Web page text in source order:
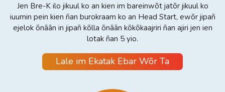
Jen Bre-K ilo jikuul ko an kien im bareinwõt jatõr jikuul ko
iuumin pein kien ñan burokraam ko an Head Start, ewõr jipañ
ejelok õnāān in jipañ kõlla õnāān kõkõkaajriri ñan ajiri jen ien
lotak ñan 5 yio.
Lale im Ekatak Ebar Wõr Ta